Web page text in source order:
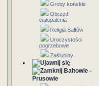
Groby końskie
Obrzęd
ciałopalenia
Religia Bałtów
Uroczystości
pogrzebowe
Zaślubiny
Bałtowie -
Prusowie